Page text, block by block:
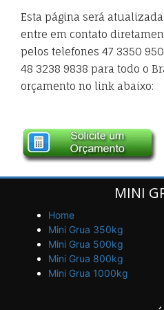
Esta página será
entre em contato
pelos telefones 47 3350
48 3238 9838 para todo o
orçamento no link abaixo:
MINI
Home
Mini Grua 350kg
Mini Grua 500kg
Mini Grua 800kg
Mini Grua 1000kg